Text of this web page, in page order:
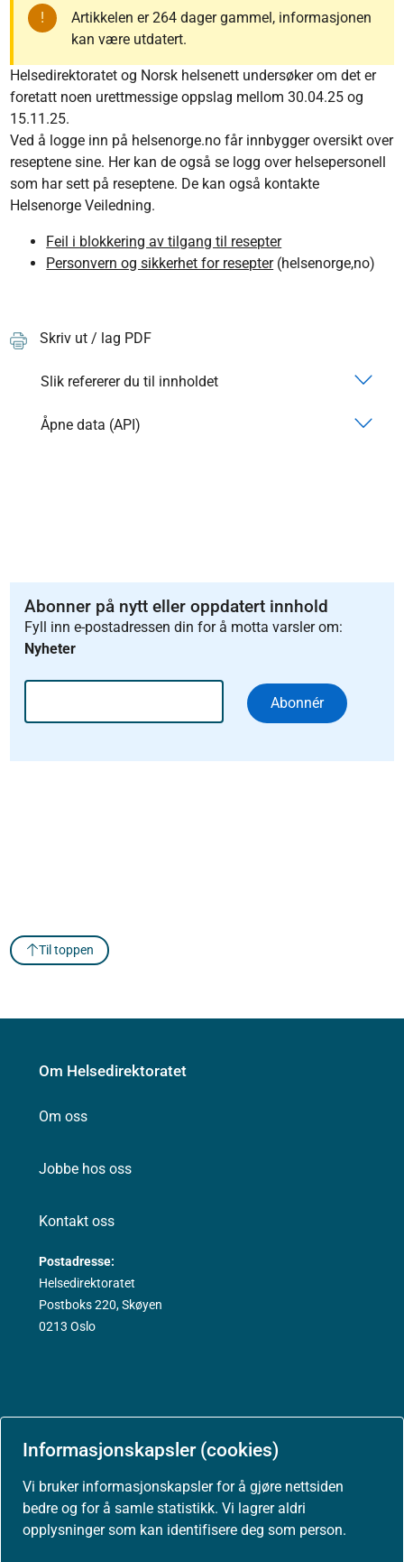
Informasjonskapsler (cookies)
Vi bruker informasjonskapsler for å gjøre nettsiden
bedre og for å samle statistikk. Vi lagrer aldri
opplysninger som kan identifisere deg som person.
Artikkelen er 264 dager gammel, informasjonen
kan være utdatert.
Helsedirektoratet og Norsk helsenett undersøker om det er
foretatt noen urettmessige oppslag mellom 30.04.25 og
15.11.25.
Ved å logge inn på helsenorge.no får innbygger oversikt over
reseptene sine. Her kan de også se logg over helsepersonell
som har sett på reseptene. De kan også kontakte
Helsenorge Veiledning.
Feil i blokkering av tilgang til resepter
Personvern og sikkerhet for resepter(helsenorge,no)
Skriv ut / lag PDF
Slik refererer du til innholdet
Åpne data (API)
Abonner på nytt eller oppdatert innhold
Fyll inn e-postadressen din for å motta varsler om:
Nyheter
Abonnér
Til toppen
Om Helsedirektoratet
Om oss
Jobbe hos oss
Kontakt oss
Postadresse:
Helsedirektoratet
Postboks 220, Skøyen
0213 Oslo
Arrangementer